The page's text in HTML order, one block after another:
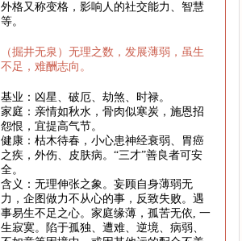
外格又称变格，影响人的社交能力、智慧
等。
（掘井无泉）无理之数，发展薄弱，虽生
不足，难酬志向。
基业：凶星、破厄、劫煞、时禄。
家庭：亲情如秋水，骨肉似寒炭，施恩招
怨恨，宜提高气节。
健康：枯木待春，小心患神经衰弱、胃癌
之疾，外伤、皮肤病。“三才”善良者可安
全。
含义：无理伸张之象。妄顾自身薄弱无
力，企图做力不从心的事，反致失败。遇
事易生不足之心。家庭缘薄，孤苦无依, 一
生寂寞。陷于孤独、遭难、逆境、病弱、